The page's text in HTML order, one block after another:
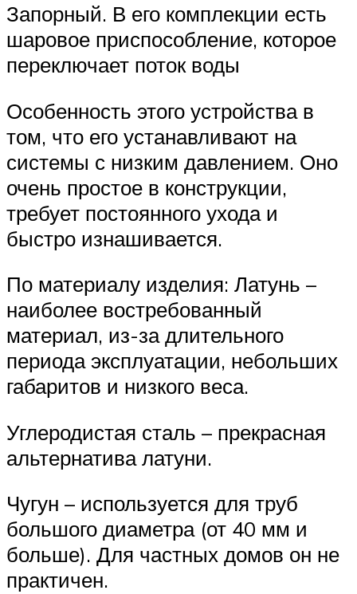
Запорный. В его комплекции есть
шаровое приспособление, которое
переключает поток воды
Особенность этого устройства в
том, что его устанавливают на
системы с низким давлением. Оно
очень простое в конструкции,
требует постоянного ухода и
быстро изнашивается.
По материалу изделия: Латунь –
наиболее востребованный
материал, из-за длительного
периода эксплуатации, небольших
габаритов и низкого веса.
Углеродистая сталь – прекрасная
альтернатива латуни.
Чугун – используется для труб
большого диаметра (от 40 мм и
больше). Для частных домов он не
практичен.